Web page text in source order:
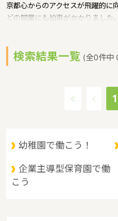
京都心からのアクセスが飛躍的に
どの開業にも拍車がかかりました
で、東京など近郊から筑波山にや
徴があるエリアです。保育士修学
人口は2897644人（2017/5/1現
6.0万円（2017年10月賃貸住宅
検索結果一覧 (全0件中
1
幼稚園で働こう！
企業主導型保育園で働
こう